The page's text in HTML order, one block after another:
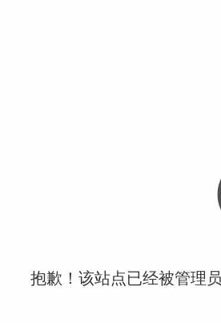
抱歉！该站点已经被管理